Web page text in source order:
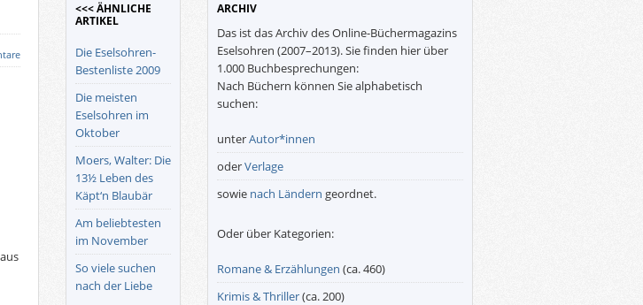
<<< ÄHNLICHE
ARTIKEL
Die Eselsohren-
Bestenliste 2009
Die meisten
Eselsohren im
Oktober
Moers, Walter: Die
13½ Leben des
Käpt‘n Blaubär
Am beliebtesten
im November
So viele suchen
nach der Liebe
ARCHIV
Das ist das Archiv des Online-Büchermagazins
Eselsohren (2007–2013). Sie finden hier über
1.000 Buchbesprechungen:
Nach Büchern können Sie alphabetisch
suchen:
unterAutor*innen
oderVerlage
sowie nach Ländern geordnet.
Oder über Kategorien:
Romane & Erzählungen (ca. 460)
Krimis & Thriller(ca. 200)